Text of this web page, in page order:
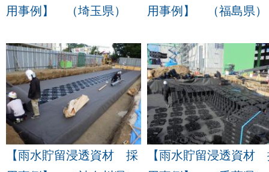
用事例】 （埼玉県）
用事例】 （福島県）
【雨水貯留浸透資材 採
【雨水貯留浸透資材